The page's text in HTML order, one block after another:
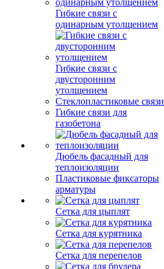
Гибкие связи с
одинарным утолщением
Гибкие связи с
двусторонним
утолщением
Стеклопластиковые связи
Гибкие связи для
газобетона
Дюбель фасадный для
теплоизоляции
Пластиковые фиксаторы
арматуры
Сетка для цыплят
Сетка для курятника
Сетка для перепелов